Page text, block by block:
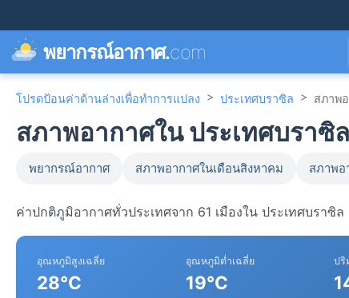
พยากรณ์อากาศ.com
โปรดป้อนค่าด้านล่างเพื่อทำการแปลง > ประเทศบราซิล > สภาพ
สภาพอากาศใน ประเทศบราซิ
พยากรณ์อากาศ สภาพอากาศในเดือนสิงหาคม สภาพอ
ค่าปกติภูมิอากาศทั่วประเทศจาก 61 เมืองใน ประเทศบราซิล
อุณหภูมิสูงเฉลี่ย
28°C
อุณหภูมิต่ำเฉลี่ย
19°C
ปริ